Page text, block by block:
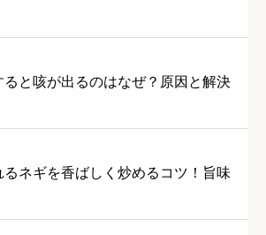
ると咳が出るのはなぜ？原因と解決
るネギを香ばしく炒めるコツ！旨味